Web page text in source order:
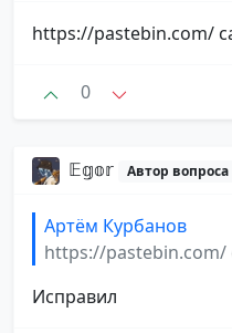
https://pastebin.com/
0
𝔼𝕘𝕠𝕣 Автор вопроса
Артём Курбанов
https://pastebin.com/
Исправил